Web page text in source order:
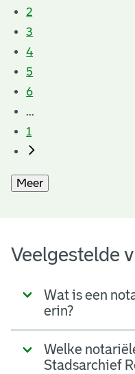
2
3
4
5
6
...
1
Meer
Veelgestelde
Wat is een
erin?
Welke
Stadsarchief